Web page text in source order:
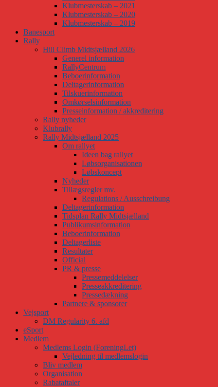
Klubmesterskab – 2021
Klubmesterskab – 2020
Klubmesterskab – 2019
Banesport
Rally
Hill Climb Midtsjælland 2026
Generel information
RallyCentrum
Beboerinformation
Deltagerinformation
Tilskuerinformation
Omkørselsinformation
Presseinformation / akkreditering
Rally nyheder
Klubrally
Rally Midtsjælland 2025
Om rallyet
Ideen bag rallyet
Løbsorganisationen
Løbskoncept
Nyheder
Tillægsregler mv.
Regulations / Ausschreibung
Deltagerinformation
Tidsplan Rally Midtsjælland
Publikumsinformation
Beboerinformation
Deltagerliste
Resultater
Official
PR & presse
Pressemeddelelser
Presseakkreditering
Pressedækning
Partnere & sponsorer
Vejsport
DM Regularity 6. afd
eSport
Medlem
Medlems Login (ForeningLet)
Vejledning til medlemslogin
Bliv medlem
Organisation
Rabataftaler